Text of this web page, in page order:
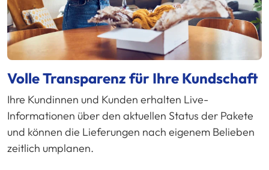
Volle Transparenz für Ihre Kundschaft
Ihre Kundinnen und Kunden erhalten Live-
Informationen über den aktuellen Status der Pakete
und können die Lieferungen nach eigenem Belieben
zeitlich umplanen.